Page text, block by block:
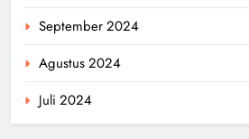
September 2024
Agustus 2024
Juli 2024